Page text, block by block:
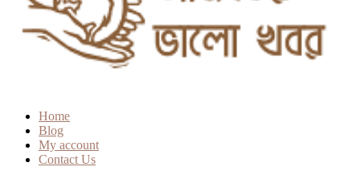
Home
Blog
My account
Contact Us